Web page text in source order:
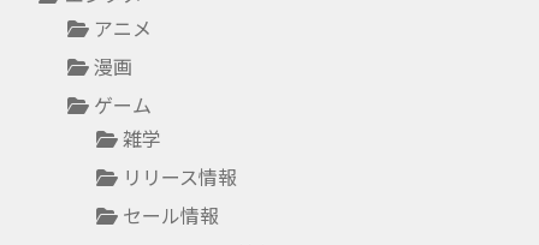
アニメ
漫画
ゲーム
雑学
リリース情報
セール情報